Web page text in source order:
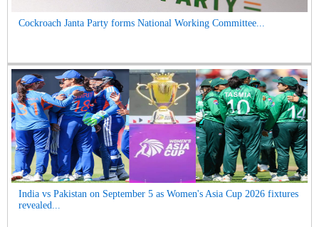
Cockroach Janta Party forms National Working Committee...
India vs Pakistan on September 5 as Women's Asia Cup 2026 fixtures
revealed...